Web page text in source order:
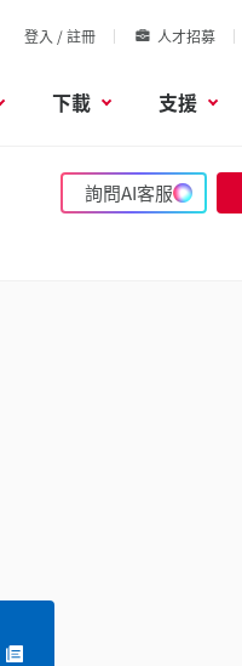
登入 / 註冊 人才招募
下載 支援
詢問AI客服